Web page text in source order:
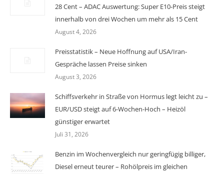
28 Cent – ADAC Auswertung: Super E10-Preis steigt
innerhalb von drei Wochen um mehr als 15 Cent
August 4, 2026
Preisstatistik – Neue Hoffnung auf USA/Iran-
Gespräche lassen Preise sinken
August 3, 2026
Schiffsverkehr in Straße von Hormus legt leicht zu –
EUR/USD steigt auf 6-Wochen-Hoch – Heizöl
günstiger erwartet
Juli 31, 2026
Benzin im Wochenvergleich nur geringfügig billiger,
Diesel erneut teurer – Rohölpreis im gleichen